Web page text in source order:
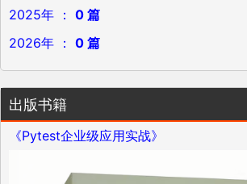
2025年 ： 0 篇
2026年 ： 0 篇
出版书籍
《Pytest企业级应用实战》